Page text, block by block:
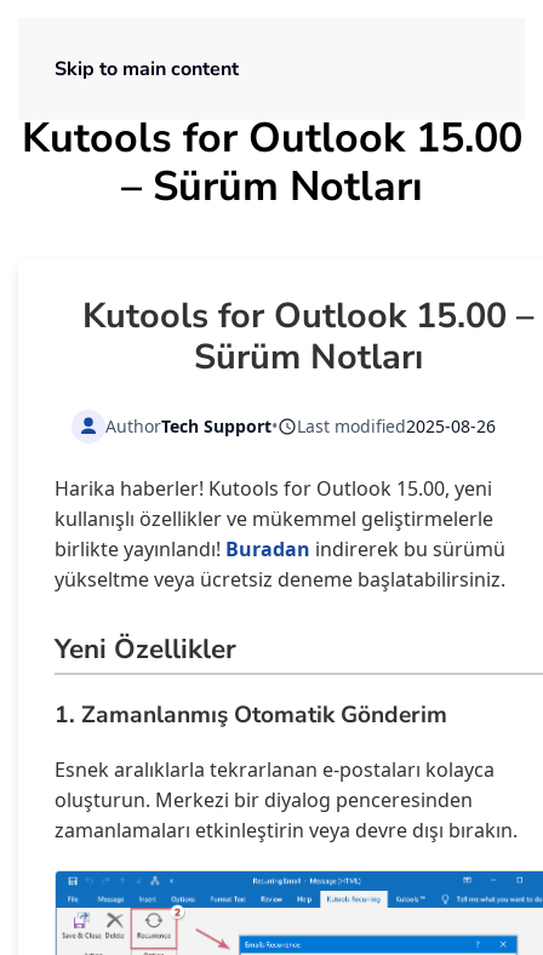
Skip to main content
Kutools for Outlook 15.00
– Sürüm Notları
Kutools for Outlook 15.00 –
Sürüm Notları
AuthorTech Support• Last modified2025-08-26
Harika haberler! Kutools for Outlook 15.00, yeni
kullanışlı özellikler ve mükemmel geliştirmelerle
birlikte yayınlandı! Buradan indirerek bu sürümü
yükseltme veya ücretsiz deneme başlatabilirsiniz.
Yeni Özellikler
1. Zamanlanmış Otomatik Gönderim
Esnek aralıklarla tekrarlanan e-postaları kolayca
oluşturun. Merkezi bir diyalog penceresinden
zamanlamaları etkinleştirin veya devre dışı bırakın.